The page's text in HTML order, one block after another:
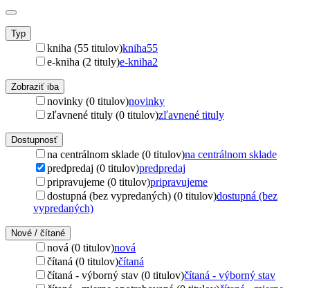
Typ
kniha (55 titulov)kniha55
e-kniha (2 tituly)e-kniha2
Zobraziť iba
novinky (0 titulov)novinky
zľavnené tituly (0 titulov)zľavnené tituly
Dostupnosť
na centrálnom sklade (0 titulov)na centrálnom sklade
predpredaj (0 titulov)predpredaj
pripravujeme (0 titulov)pripravujeme
dostupná (bez vypredaných) (0 titulov)dostupná (bez
vypredaných)
Nové / čítané
nová (0 titulov)nová
čítaná (0 titulov)čítaná
čítaná - výborný stav (0 titulov)čítaná - výborný stav